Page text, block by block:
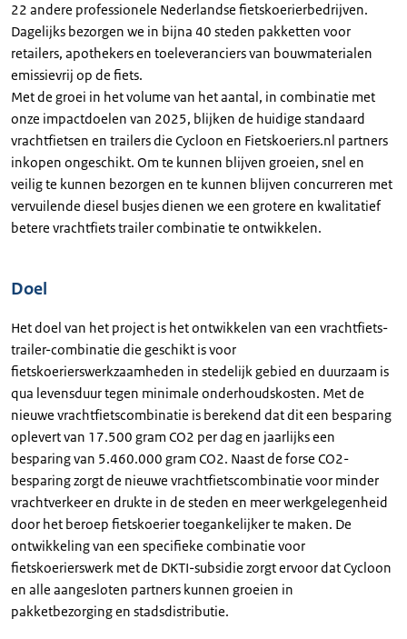
22 andere professionele Nederlandse fietskoerierbedrijven.
Dagelijks bezorgen we in bijna 40 steden pakketten voor
retailers, apothekers en toeleveranciers van bouwmaterialen
emissievrij op de fiets.
Met de groei in het volume van het aantal, in combinatie met
onze impactdoelen van 2025, blijken de huidige standaard
vrachtfietsen en trailers die Cycloon en Fietskoeriers.nl partners
inkopen ongeschikt. Om te kunnen blijven groeien, snel en
veilig te kunnen bezorgen en te kunnen blijven concurreren met
vervuilende diesel busjes dienen we een grotere en kwalitatief
betere vrachtfiets trailer combinatie te ontwikkelen.
Doel
Het doel van het project is het ontwikkelen van een vrachtfiets-
trailer-combinatie die geschikt is voor
fietskoerierswerkzaamheden in stedelijk gebied en duurzaam is
qua levensduur tegen minimale onderhoudskosten. Met de
nieuwe vrachtfietscombinatie is berekend dat dit een besparing
oplevert van 17.500 gram CO2 per dag en jaarlijks een
besparing van 5.460.000 gram CO2. Naast de forse CO2-
besparing zorgt de nieuwe vrachtfietscombinatie voor minder
vrachtverkeer en drukte in de steden en meer werkgelegenheid
door het beroep fietskoerier toegankelijker te maken. De
ontwikkeling van een specifieke combinatie voor
fietskoerierswerk met de DKTI-subsidie zorgt ervoor dat Cycloon
en alle aangesloten partners kunnen groeien in
pakketbezorging en stadsdistributie.